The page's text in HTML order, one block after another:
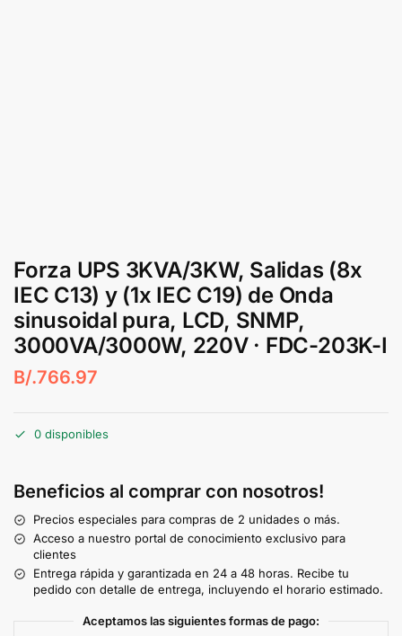
Forza UPS 3KVA/3KW, Salidas (8x
IEC C13) y (1x IEC C19) de Onda
sinusoidal pura, LCD, SNMP,
3000VA/3000W, 220V · FDC-203K-I
B/.766.97
0 disponibles
Beneficios al comprar con nosotros!
Precios especiales para compras de 2 unidades o más.
Acceso a nuestro portal de conocimiento exclusivo para
clientes
Entrega rápida y garantizada en 24 a 48 horas. Recibe tu
pedido con detalle de entrega, incluyendo el horario estimado.
Aceptamos las siguientes formas de pago: